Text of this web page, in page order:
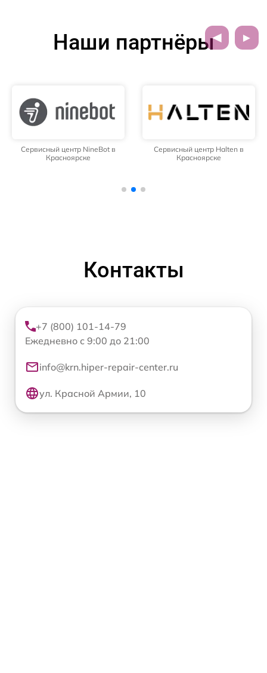
Наши партнёры
Сервисный центр NineBot в
Красноярске
Сервисный центр Halten в
Красноярске
Контакты
+7 (800) 101-14-79
Ежедневно с 9:00 до 21:00
info@krn.hiper-repair-center.ru
ул. Красной Армии, 10